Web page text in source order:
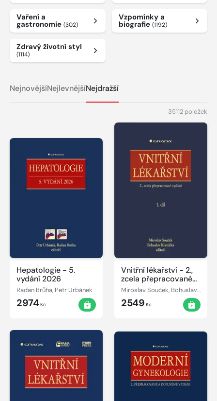
Vaření a
gastronomie (302)
Vzpomínky a
biografie (1192)
Zdravý životní styl
(1114)
NejnovějšíNejlevnějšíNejdražší
35112 položek
Hepatologie - 5.
vydání 2026
Radan Brůha, Petr Urbánek
2974Kč
Vnitřní lékařství - 2.,
zcela přepracované
vydání
Miroslav Souček, Bohuslav Kianička
2549 Kč